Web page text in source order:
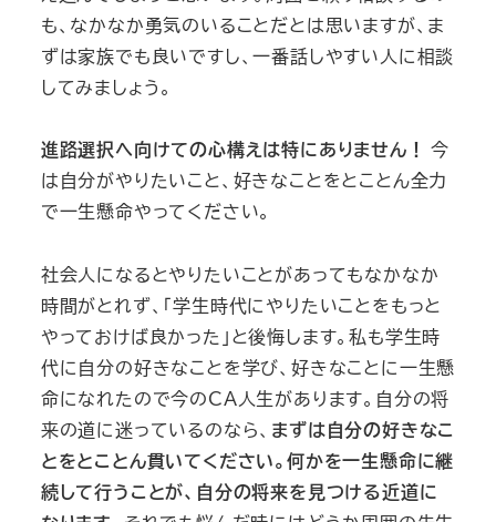
も、なかなか勇気のいることだとは思いますが、ま
ずは家族でも良いですし、一番話しやすい人に相談
してみましょう。
進路選択へ向けての心構えは特にありません！
今
は自分がやりたいこと、好きなことをとことん全力
で一生懸命やってください。
社会人になるとやりたいことがあってもなかなか
時間がとれず、「学生時代にやりたいことをもっと
やっておけば良かった」と後悔します。私も学生時
代に自分の好きなことを学び、好きなことに一生懸
命になれたので今のCA人生があります。自分の将
来の道に迷っているのなら、 まずは自分の好きなこ
とをとことん貫いてください。何かを一生懸命に継
続して行うことが、自分の将来を見つける近道に